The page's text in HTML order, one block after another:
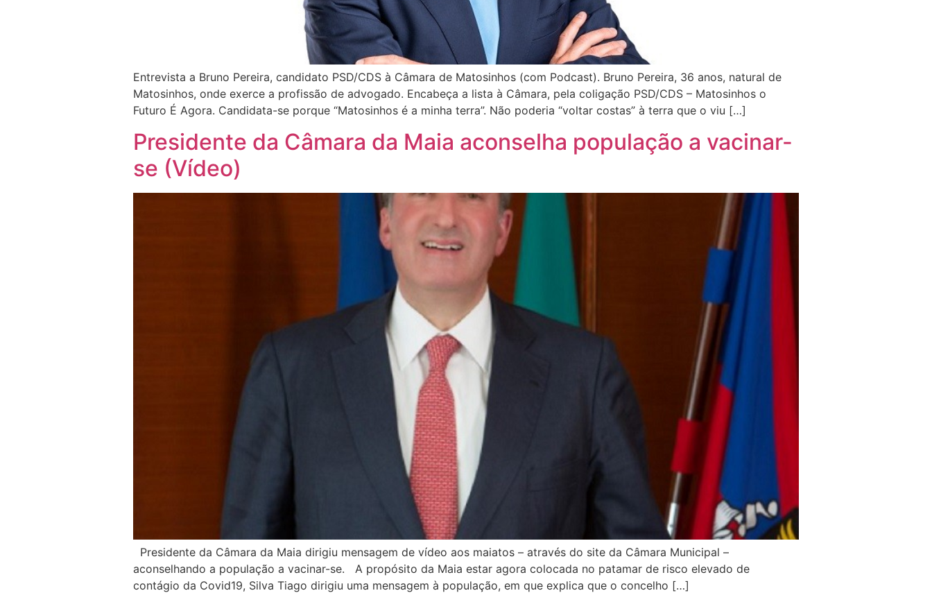
Entrevista a Bruno Pereira, candidato PSD/CDS à Câmara de Matosinhos (com Podcast). Bruno Pereira, 36 anos, natural de
Matosinhos, onde exerce a profissão de advogado. Encabeça a lista à Câmara, pela coligação PSD/CDS – Matosinhos o
Futuro É Agora. Candidata-se porque “Matosinhos é a minha terra”. Não poderia “voltar costas” à terra que o viu […]
Presidente da Câmara da Maia aconselha população a vacinar-
se (Vídeo)
Presidente da Câmara da Maia dirigiu mensagem de vídeo aos maiatos – através do site da Câmara Municipal –
aconselhando a população a vacinar-se. A propósito da Maia estar agora colocada no patamar de risco elevado de
contágio da Covid19, Silva Tiago dirigiu uma mensagem à população, em que explica que o concelho […]